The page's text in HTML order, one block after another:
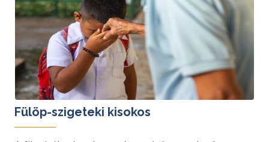
Fülöp-szigeteki kisokos